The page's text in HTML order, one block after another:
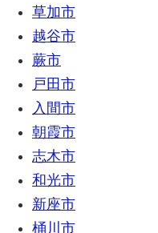
草加市
越谷市
蕨市
戸田市
入間市
朝霞市
志木市
和光市
新座市
桶川市